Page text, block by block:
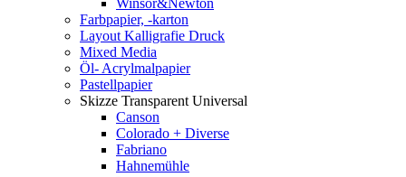
Winsor&Newton
Farbpapier, -karton
Layout Kalligrafie Druck
Mixed Media
Öl- Acrylmalpapier
Pastellpapier
Skizze Transparent Universal
Canson
Colorado + Diverse
Fabriano
Hahnemühle